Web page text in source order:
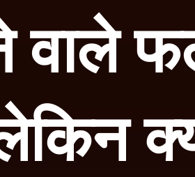
वाले